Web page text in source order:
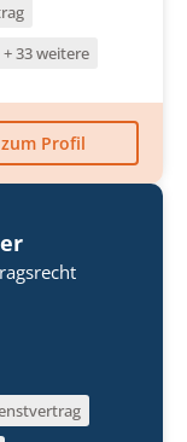
+ 33 weitere
zum Profil